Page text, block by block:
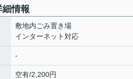
細情報
敷地内ごみ置き場
インターネット対応
-
空有/2,200円